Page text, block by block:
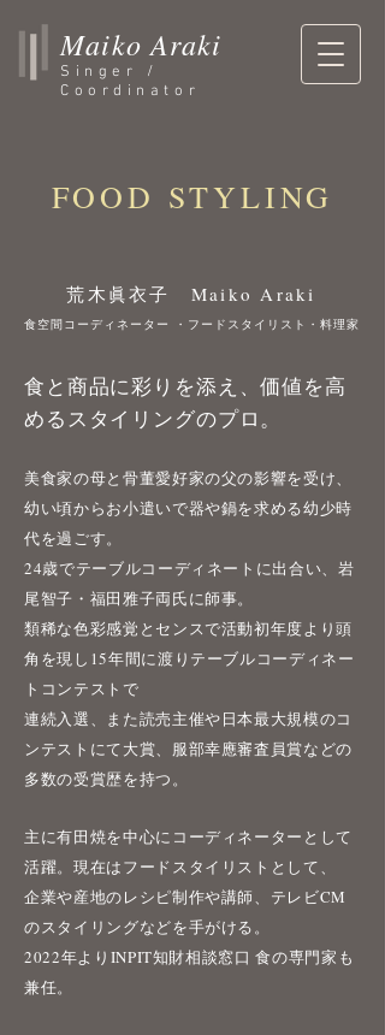
Maiko Araki
Singer /
Coordinator
FOOD STYLING
荒木眞衣子 Maiko Araki
食空間コーディネーター ・フードスタイリスト・料理家
食と商品に彩りを添え、価値を高
めるスタイリングのプロ。
美食家の母と骨董愛好家の父の影響を受け、
幼い頃からお小遣いで器や鍋を求める幼少時
代を過ごす。
24歳でテーブルコーディネートに出合い、岩
尾智子・福田雅子両氏に師事。
類稀な色彩感覚とセンスで活動初年度より頭
角を現し15年間に渡り テーブルコーディネー
トコンテストで
連続入選、また読売主催や日本最大規模のコ
ンテストにて大賞、服部幸應審査員賞などの
多数の受賞歴を持つ。
主に有田焼を中心にコーディネーターとして
活躍。現在はフードスタイリストとして、
企業や産地のレシピ制作や講師、テレビCM
のスタイリングなどを手がける。
2022年よりINPIT知財相談窓口 食の専門家も
兼任。